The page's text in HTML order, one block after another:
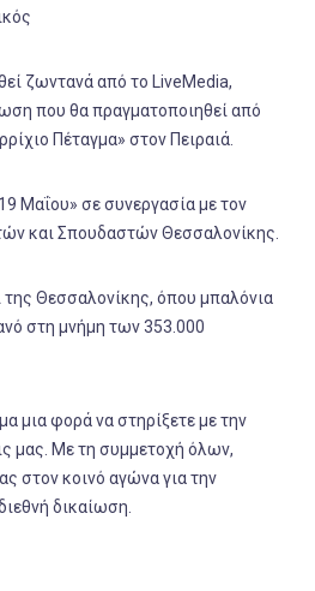
ζωντανά από το LiveMedia,
που θα πραγματοποιηθεί από
Πέταγμα» στον Πειραιά.
Μαΐου» σε συνεργασία με τον
και Σπουδαστών Θεσσαλονίκης.
Θεσσαλονίκης, όπου μπαλόνια
στη μνήμη των 353.000
μια φορά να στηρίξετε με την
μας. Με τη συμμετοχή όλων,
στον κοινό αγώνα για την
δικαίωση.